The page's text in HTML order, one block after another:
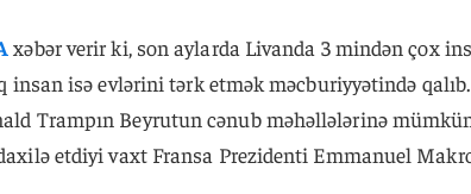
xəbər verir ki, son aylarda Livanda 3 mindən çox
insan isə evlərini tərk etmək məcburiyyətində
Trampın Beyrutun cənub məhəllələrinə
etdiyi vaxt Fransa Prezidenti Emmanuel